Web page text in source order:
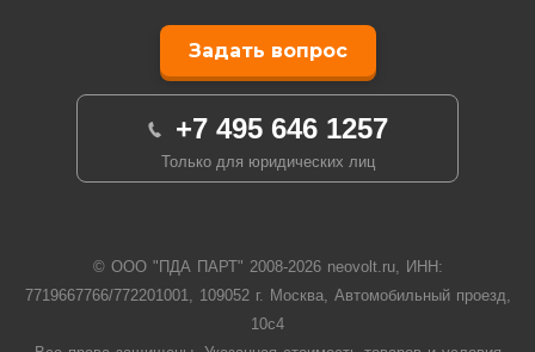
Задать вопрос
+7 495 646 1257
Только для юридических лиц
© ООО "ПДА ПАРТ" 2008-2026neovolt.ru, ИНН:
7719667766/772201001, 109052 г. Москва, Автомобильный проезд,
10с4